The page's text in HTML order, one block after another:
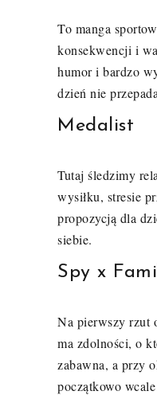
To manga
konsekwencji i
humor i bardzo
dzień nie
Medalist
Tutaj śledzimy
wysiłku, stresie
propozycją dla
siebie.
Spy x
Na pierwszy rzut
ma zdolności, o
zabawna, a przy
początkowo